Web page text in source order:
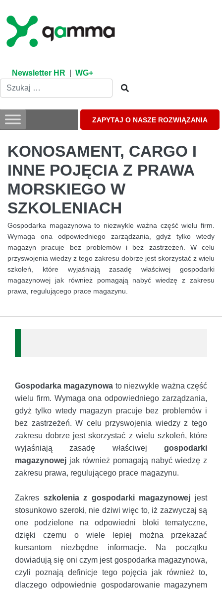
content
Newsletter HR WG+
ZAPYTAJ O NASZE ROZWIĄZANIA
KONOSAMENT, CARGO I
INNE POJĘCIA Z PRAWA
MORSKIEGO W
SZKOLENIACH
Gospodarka magazynowa to niezwykle ważna część wielu firm.
Wymaga ona odpowiedniego zarządzania, gdyż tylko wtedy
magazyn pracuje bez problemów i bez zastrzeżeń. W celu
przyswojenia wiedzy z tego zakresu dobrze jest skorzystać z wielu
szkoleń, które wyjaśniają zasadę właściwej gospodarki
magazynowej jak również pomagają nabyć wiedzę z zakresu
prawa, regulującego prace magazynu.
Gospodarka magazynowa to niezwykle ważna część
wielu firm. Wymaga ona odpowiedniego zarządzania,
gdyż tylko wtedy magazyn pracuje bez problemów i
bez zastrzeżeń. W celu przyswojenia wiedzy z tego
zakresu dobrze jest skorzystać z wielu szkoleń, które
wyjaśniają zasadę właściwej gospodarki
magazynowej jak również pomagają nabyć wiedzę z
zakresu prawa, regulującego prace magazynu.
Zakres szkolenia z gospodarki magazynowej jest
stosunkowo szeroki, nie dziwi więc to, iż zazwyczaj są
one podzielone na odpowiedni bloki tematyczne,
dzięki czemu o wiele lepiej można przekazać
kursantom niezbędne informacje. Na początku
dowiadują się oni czym jest gospodarka magazynowa,
czyli poznają definicje tego pojęcia jak również to,
dlaczego odpowiednie gospodarowanie magazynem